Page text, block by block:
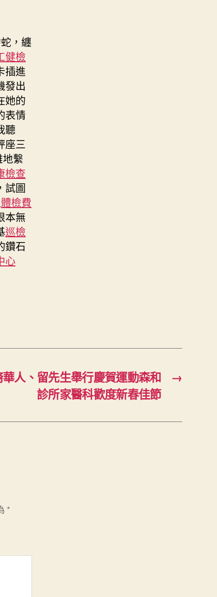
，纏
健檢
插進
發出
她的
表情
聽
座三
地繫
檢查
試圖
體檢費
本無
巡檢
鑽石
心
→
人、留先生舉行慶賀運動森和
診所家醫科歡度新春佳節
*